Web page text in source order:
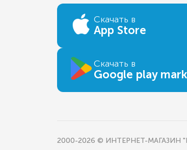
Скачать в
App Store
Скачать в
Google play
2000-2026 © ИНТЕРНЕТ-МАГАЗИН